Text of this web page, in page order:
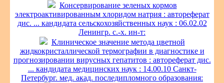
Консервирование зеленых кормов
электроактивированным хлоридом натрия : автореферат
дис. ... кандидата сельскохозяйственных наук : 06.02.02
Ленингр. с.-х. ин-т:
Клиническое значение метода цветной
жидкокристаллической термографии в диагностике и
прогнозировании вирусных гепатитов : автореферат дис.
... кандидата медицинских наук : 14.00.10 Санкт-
Петербург. мед. акад. последипломного образования: